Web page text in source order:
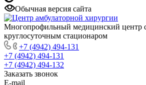
Обычная версия сайта
Многопрофильный медицинский центр
круглосуточным стационаром
+7 (4942) 494-131
+7 (4942) 494-131
+7 (4942) 494-132
Заказать звонок
E-mail